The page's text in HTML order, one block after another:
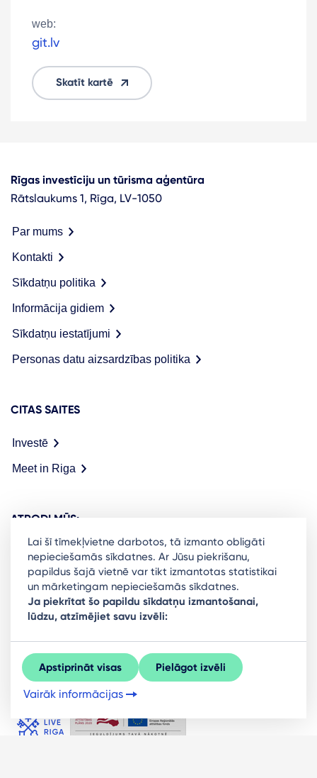
web:
git.lv
Skatīt kartē
Rīgas investīciju un tūrisma aģentūra
Rātslaukums 1, Rīga, LV-1050
Par mums
Kontakti
Sīkdatņu politika
Informācija gidiem
Sīkdatņu iestatījumi
Personas datu aizsardzības politika
CITAS SAITES
Investē
Meet in Riga
ATRODI MŪS:
Ready to stay in the loop on Rigas business
community? Subscribe to our newsletter.
Sign Up
Lai šī tīmekļvietne darbotos, tā izmanto obligāti
nepieciešamās sīkdatnes. Ar Jūsu piekrišanu,
papildus šajā vietnē var tikt izmantotas statistikai
un mārketingam nepieciešamās sīkdatnes.
Ja piekrītat šo papildu sīkdatņu izmantošanai,
lūdzu, atzīmējiet savu izvēli:
Apstiprināt visas Pielāgot izvēli
Vairāk informācijas